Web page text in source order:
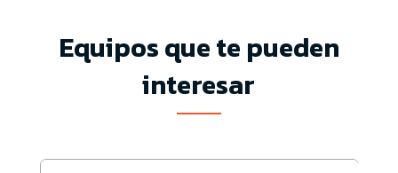
Equipos que te pueden
interesar